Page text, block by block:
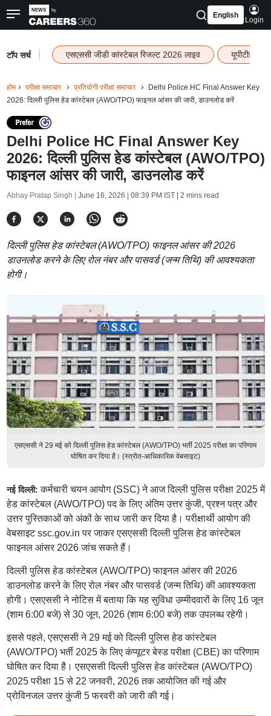
English
Login
टॉप सर्च एसएससी जीडी कांस्टेबल रिजल्ट 2026 लाइव यूपीटीईटी
होम परीक्षा समाचार प्रतियोगी परीक्षा समाचार
Delhi Police HC Final Answer Key
2026: दिल्ली पुलिस हेड कांस्टेबल (AWO/TPO) फाइनल आंसर की जारी, डाउनलोड करें
Delhi Police HC Final Answer Key
2026: दिल्ली पुलिस हेड कांस्टेबल (AWO/TPO)
फाइनल आंसर की जारी, डाउनलोड करें
Abhay Pratap Singh | June 16, 2026 | 08:39 PM IST| 2 mins read
दिल्ली पुलिस हेड कांस्टेबल (AWO/TPO) फाइनल आंसर की 2026
डाउनलोड करने के लिए रोल नंबर और पासवर्ड (जन्म तिथि) की आवश्यकता
होगी।
एसएससी ने 29 मई को दिल्ली पुलिस हेड कांस्टेबल (AWO/TPO) भर्ती 2025 परीक्षा का परिणाम
घोषित कर दिया है। (स्त्रोत-आधिकारिक वेबसाइट)
नई दिल्ली:कर्मचारी चयन आयोग (SSC) ने आज दिल्ली पुलिस परीक्षा 2025 में
हेड कांस्टेबल (AWO/TPO) पद के लिए अंतिम उत्तर कुंजी, प्रश्न पत्र और
उत्तर पुस्तिकाओं को अंकों के साथ जारी कर दिया है। परीक्षार्थी आयोग की
वेबसाइट ssc.gov.in पर जाकर एसएससी दिल्ली पुलिस हेड कांस्टेबल
फाइनल आंसर 2026 जांच सकते हैं।
दिल्ली पुलिस हेड कांस्टेबल (AWO/TPO) फाइनल आंसर की 2026
डाउनलोड करने के लिए रोल नंबर और पासवर्ड (जन्म तिथि) की आवश्यकता
होगी। एसएससी ने नोटिस में बताया कि यह सुविधा उम्मीदवारों के लिए 16 जून
(शाम 6:00 बजे) से 30 जून, 2026 (शाम 6:00 बजे) तक उपलब्ध रहेगी।
इससे पहले, एसएससी ने 29 मई को दिल्ली पुलिस हेड कांस्टेबल
(AWO/TPO) भर्ती 2025 के लिए कंप्यूटर बेस्ड परीक्षा (CBE) का परिणाम
घोषित कर दिया है। एसएससी दिल्ली पुलिस हेड कांस्टेबल (AWO/TPO)
2025 परीक्षा 15 से 22 जनवरी, 2026 तक आयोजित की गई और
प्रोविनजल उत्तर कुंजी 5 फरवरी को जारी की गई।